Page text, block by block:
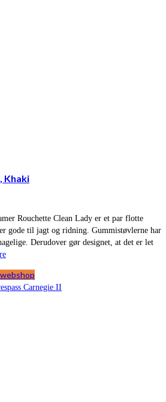
Khaki
Rouchette Clean Lady er et par flotte
gode til jagt og ridning. Gummistøvlerne har
Derudover gør designet, at det er let